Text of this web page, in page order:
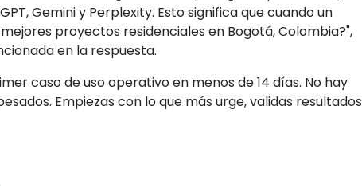
Gemini y Perplexity. Esto significa que cuando un
proyectos residenciales en Bogotá, Colombia?",
en la respuesta.
caso de uso operativo en menos de 14 días. No hay
Empiezas con lo que más urge, validas resultados